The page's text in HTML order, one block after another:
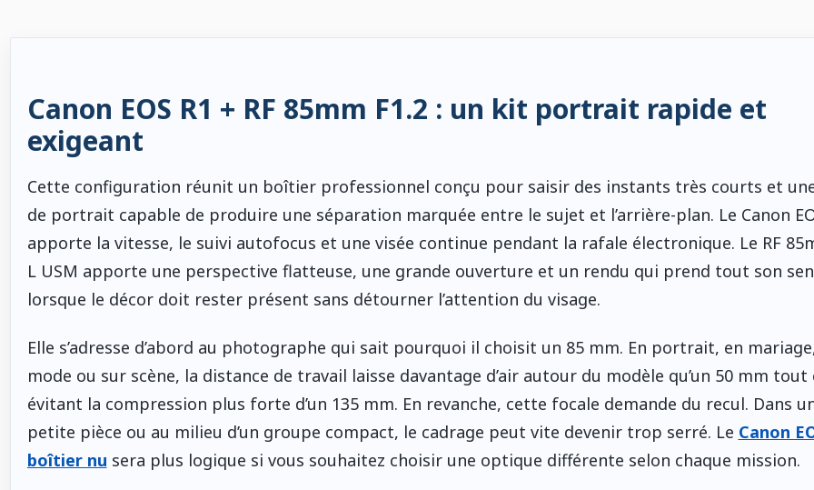
Canon EOS R1 + RF 85mm F1.2 : un kit portrait rapide et
exigeant
Cette configuration réunit un boîtier professionnel conçu pour saisir des instants très courts et
de portrait capable de produire une séparation marquée entre le sujet et l’arrière-plan. Le Canon
apporte la vitesse, le suivi autofocus et une visée continue pendant la rafale électronique. Le RF
L USM apporte une perspective flatteuse, une grande ouverture et un rendu qui prend tout son
lorsque le décor doit rester présent sans détourner l’attention du visage.
Elle s’adresse d’abord au photographe qui sait pourquoi il choisit un 85 mm. En portrait, en
mode ou sur scène, la distance de travail laisse davantage d’air autour du modèle qu’un 50 mm tout
évitant la compression plus forte d’un 135 mm. En revanche, cette focale demande du recul. Dans
petite pièce ou au milieu d’un groupe compact, le cadrage peut vite devenir trop serré. Le Canon
boîtier nu sera plus logique si vous souhaitez choisir une optique différente selon chaque mission.